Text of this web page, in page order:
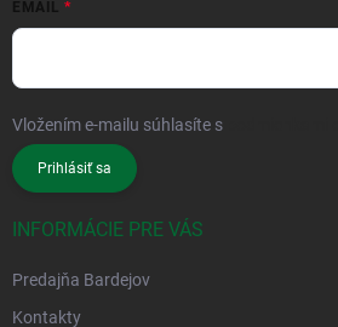
EMAIL
Vložením e-mailu súhlasíte s
Prihlásiť sa
INFORMÁCIE PRE VÁS
Predajňa Bardejov
Kontakty